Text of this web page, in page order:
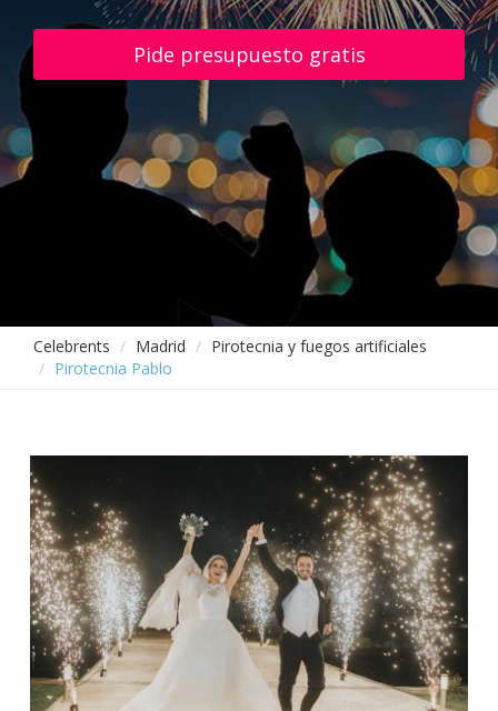
Pide presupuesto gratis
Celebrents Madrid
Pirotecnia y fuegos artificiales
Pirotecnia Pablo